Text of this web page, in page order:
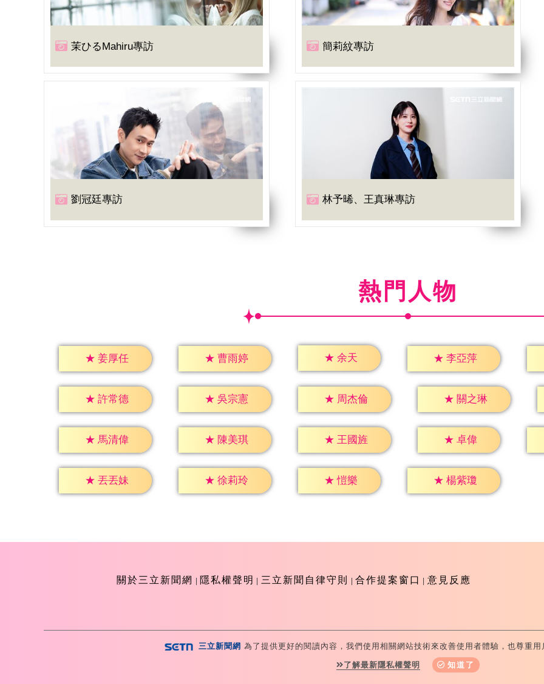
茉ひるMahiru專訪 簡莉紋專訪
劉冠廷專訪 林予晞、王真琳專訪
熱門人物
★ 姜厚任 ★ 曹雨婷 ★ 余天 ★ 李亞萍
★ 許常德 ★ 吳宗憲 ★ 周杰倫 ★ 關之琳
★ 馬清偉 ★ 陳美琪 ★ 王國旌 ★ 卓偉
★ 丟丟妹 ★ 徐莉玲 ★ 愷樂 ★ 楊紫瓊
關於三立新聞網 隱私權聲明 三立新聞自律守則 合作提案窗口 意見反應
Copyright ©2026 Sanlih E-Television All Rights Reserved 版權所有 盜用必究 台北市內湖
三立新聞網 為了提供更好的閱讀內容，我們使用相關網站技術來改善使用者體驗，也尊重
了解最新隱私權聲明 知道了